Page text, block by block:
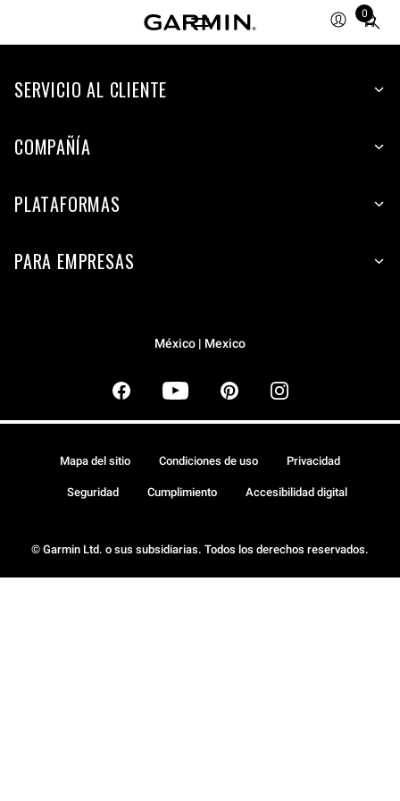
0
Total
items
cart:
SERVICIO AL CLIENTE
COMPAÑÍA
PLATAFORMAS
PARA EMPRESAS
México | Mexico
© Garmin Ltd. o sus subsidiarias. Todos los derechos reservados.
Mapa del sitio Condiciones de uso Privacidad
Seguridad Cumplimiento Accesibilidad digital